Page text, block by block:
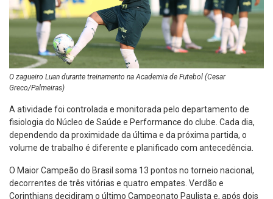
O zagueiro Luan durante treinamento na Academia de Futebol (Cesar
Greco/Palmeiras)
A atividade foi controlada e monitorada pelo departamento de
fisiologia do Núcleo de Saúde e Performance do clube. Cada dia,
dependendo da proximidade da última e da próxima partida, o
volume de trabalho é diferente e planificado com antecedência.
O Maior Campeão do Brasil soma 13 pontos no torneio nacional,
decorrentes de três vitórias e quatro empates. Verdão e
Corinthians decidiram o último Campeonato Paulista e, após dois